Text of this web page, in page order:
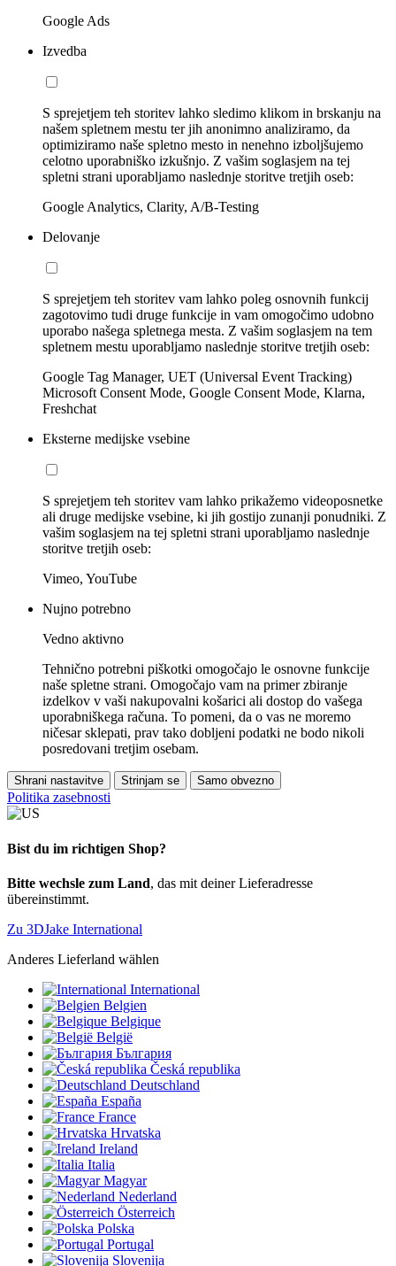
Google Ads
Izvedba
S sprejetjem teh storitev lahko sledimo klikom in brskanju na
našem spletnem mestu ter jih anonimno analiziramo, da
optimiziramo naše spletno mesto in nenehno izboljšujemo
celotno uporabniško izkušnjo. Z vašim soglasjem na tej
spletni strani uporabljamo naslednje storitve tretjih oseb:
Google Analytics, Clarity, A/B-Testing
Delovanje
S sprejetjem teh storitev vam lahko poleg osnovnih funkcij
zagotovimo tudi druge funkcije in vam omogočimo udobno
uporabo našega spletnega mesta. Z vašim soglasjem na tem
spletnem mestu uporabljamo naslednje storitve tretjih oseb:
Google Tag Manager, UET (Universal Event Tracking)
Microsoft Consent Mode, Google Consent Mode, Klarna,
Freshchat
Eksterne medijske vsebine
S sprejetjem teh storitev vam lahko prikažemo videoposnetke
ali druge medijske vsebine, ki jih gostijo zunanji ponudniki. Z
vašim soglasjem na tej spletni strani uporabljamo naslednje
storitve tretjih oseb:
Vimeo, YouTube
Nujno potrebno
Vedno aktivno
Tehnično potrebni piškotki omogočajo le osnovne funkcije
naše spletne strani. Omogočajo vam na primer zbiranje
izdelkov v vaši nakupovalni košarici ali dostop do vašega
uporabniškega računa. To pomeni, da o vas ne moremo
ničesar sklepati, prav tako dobljeni podatki ne bodo nikoli
posredovani tretjim osebam.
Shrani nastavitve Strinjam se Samo obvezno
Politika zasebnosti
Bist du im richtigen Shop?
Bitte wechsle zum Land, das mit deiner Lieferadresse
übereinstimmt.
Zu 3DJake International
Anderes Lieferland wählen
International
Belgien
Belgique
België
България
Česká republika
Deutschland
España
France
Hrvatska
Ireland
Italia
Magyar
Nederland
Österreich
Polska
Portugal
Slovenija